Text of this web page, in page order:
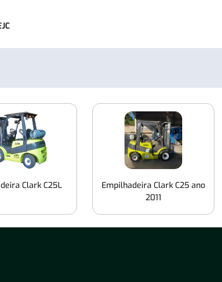
Empilhadeiras
1.800 kg
Empilhadeiras Capacidade de Carga até
2.500 kg
Empilhadeiras Capacidade de Carga até
7.000 kg
Empilhadeiras Capacidade de Carga de
Empilhadeiras Capacidade de Carga até
5.000 Kg
Clark C25L
Empilhadeira Clark C25 ano
2011